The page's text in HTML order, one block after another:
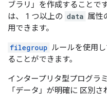
ブラリ」を作成することで
は、 1 つ以上の data 属性
用できます。
filegroup ルールを使用
ることができます。
インタープリタ型プログラ
「データ」が明確に 区別